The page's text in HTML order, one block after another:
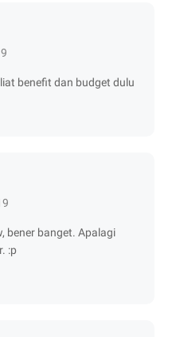
benefit dan budget dulu
bener banget. Apalagi
:p